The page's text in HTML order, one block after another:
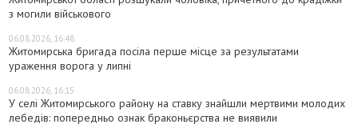
з могили військового
06.08.2026, 16:48
Житомирська бригада посіла перше місце за результатами
ураження ворога у липні
06.08.2026, 16:15
У селі Житомирського району на ставку знайшли мертвими молодих
лебедів: попередньо ознак браконьєрства не виявили